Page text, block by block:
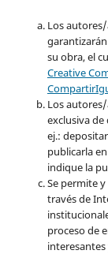
Los
su obra, el
Creative
Los
exclusiva
ej.:
publicarla
indique la
Se permite
través de
proceso de